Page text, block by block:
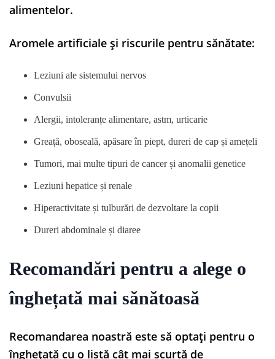
alimentelor.
Aromele artificiale și riscurile pentru sănătate:
Leziuni ale sistemului nervos
Convulsii
Alergii, intoleranțe alimentare, astm, urticarie
Greață, oboseală, apăsare în piept, dureri de cap și amețeli
Tumori, mai multe tipuri de cancer și anomalii genetice
Leziuni hepatice și renale
Hiperactivitate și tulburări de dezvoltare la copii
Dureri abdominale și diaree
Recomandări pentru a alege o
înghețată mai sănătoasă
Recomandarea noastră este să optați pentru o
înghețată cu o listă cât mai scurtă de